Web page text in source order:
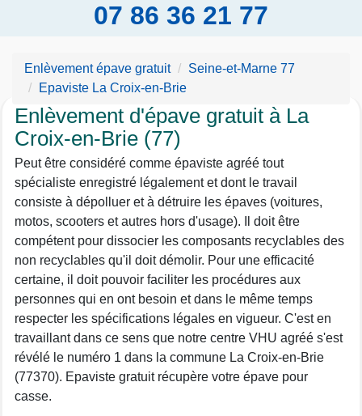
07 86 36 21 77
Enlèvement épave gratuit
Seine-et-Marne 77
Epaviste La Croix-en-Brie
Enlèvement d'épave gratuit à La
Croix-en-Brie (77)
Peut être considéré comme épaviste agréé tout
spécialiste enregistré légalement et dont le travail
consiste à dépolluer et à détruire les épaves (voitures,
motos, scooters et autres hors d'usage). Il doit être
compétent pour dissocier les composants recyclables des
non recyclables qu'il doit démolir. Pour une efficacité
certaine, il doit pouvoir faciliter les procédures aux
personnes qui en ont besoin et dans le même temps
respecter les spécifications légales en vigueur. C'est en
travaillant dans ce sens que notre centre VHU agréé s'est
révélé le numéro 1 dans la commune La Croix-en-Brie
(77370). Epaviste gratuit récupère votre épave pour
casse.